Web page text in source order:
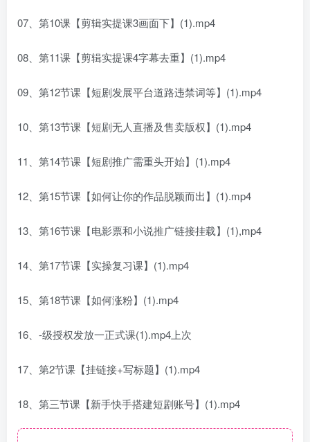
07、第10课【剪辑实提课3画面下】(1).mp4
08、第11课【剪辑实提课4字幕去重】(1).mp4
09、第12节课【短剧发展平台道路违禁词等】(1).mp4
10、第13节课【短剧无人直播及售卖版权】(1).mp4
11、第14节课【短剧推广需重头开始】(1).mp4
12、第15节课【如何让你的作品脱颖而出】(1).mp4
13、第16节课【电影票和小说推广链接挂载】(1),mp4
14、第17节课【实操复习课】(1).mp4
15、第18节课【如何涨粉】(1).mp4
16、-级授权发放一正式课(1).mp4上次
17、第2节课【挂链接+写标题】(1).mp4
18、第三节课【新手快手搭建短剧账号】(1).mp4